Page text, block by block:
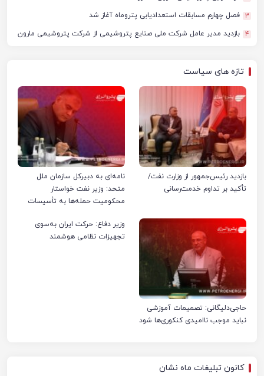
3 فصل چهارم مسابقات استعدادیابی پتروماه آغاز شد
4 بازدید مدیر عامل شرکت ملی صنایع پتروشیمی از شرکت پتروشیمی مارون
تازه های سیاست
بازدید رئیس‌جمهور از وزارت نفت/
تأکید بر تداوم خدمت‌رسانی
نامه‌ای به دبیرکل سازمان ملل
متحد: وزیر نفت خواستار
محکومیت حمله‌ها به تأسیسات
حاجی‌دلیگانی: تصمیمات آموزشی
نباید موجب ناامیدی کنکوری‌ها شود
وزیر دفاع: حرکت ایران به‌سوی
تجهیزات نظامی هوشمند
کانون تبلیغات ماه نشان